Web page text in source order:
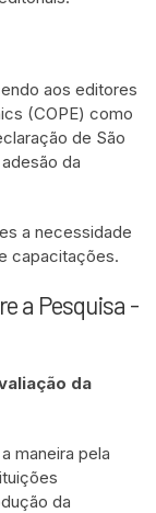
aos editores
(COPE) como
de São
da
a necessidade
capacitações.
a Pesquisa -
da
maneira pela
da